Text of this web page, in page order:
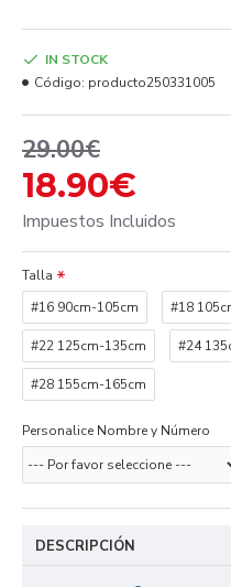
18.90€
29.00€
Impuestos Incluidos
IN STOCK
Código: producto250331005
Talla
#16 90cm-105cm
#18
#22 125cm-135cm #24
#28 155cm-165cm
Personalice Nombre y Número
DESCRIPCIÓN